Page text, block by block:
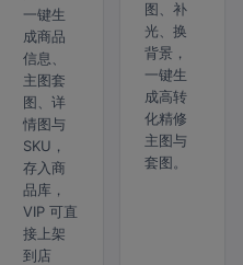
一键生
成商品
信息、
主图套
图、详
情图与
SKU，
存入商
品库，
VIP 可直
接上架
到店
图、补
光、换
背景，
一键生
成高转
化精修
主图与
套图。